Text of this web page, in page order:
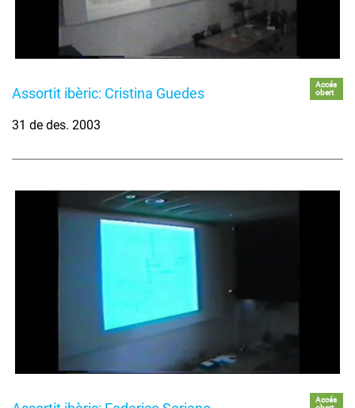
Assortit ibèric: Cristina Guedes
Accés
obert
31 de des. 2003
Accés